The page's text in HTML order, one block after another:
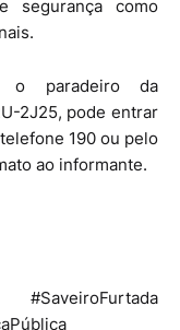
segurança como
o paradeiro da
2J25, pode entrar
190 ou pelo
ao informante.